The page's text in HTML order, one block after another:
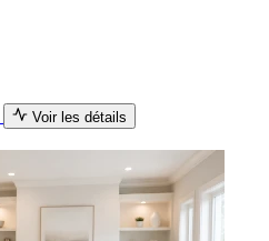
Voir les détails